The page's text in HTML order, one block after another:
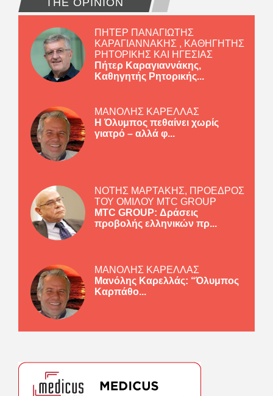
ΠΗΤΕΡ ΠΑΝΑΓΙΩΤΗΣ
ΚΑΡΑΓΙΑΝΝΑΚΗΣ , ΚΑΘΗΓΗΤΗΣ
ΡΗΤΟΡΙΚΗΣ ΚΑΙ ΗΓΕΣΙΑΣ
Πήτερ Καραγιαννάκης,
Καθηγητής Ρητορικής...
ΜΑΝΟΛΗΣ ΚΑΡΕΛΛΑΣ
Η Όλυμπος πεθαίνει χωρίς
γιατρό – αλλά φ...
ΝΟΤΗΣ ΜΑΡΤΑΚΗΣ, ΠΡΟΕΔΡΟΣ
ΤΟΥ ΟΜΙΛΟΥ MTC GROUP
MTC GROUP: Δράσεις
προβολής ελληνικών πρ...
ΜΑΝΟΛΗΣ ΚΑΡΕΛΛΑΣ
Μανόλης Καρελλάς: “Όλυμπος
Καρπάθο...